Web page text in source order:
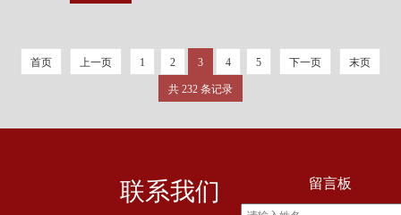
首页 上一页 1 2 3 4 5 下一页 末页
共 232 条记录
联系我们 留言板